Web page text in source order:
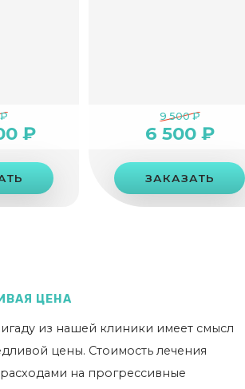
₽
9 500 ₽
6 500 ₽
ЗАКАЗАТЬ
ЦЕНА
из нашей клиники имеет смысл
цены. Стоимость лечения
на прогрессивные